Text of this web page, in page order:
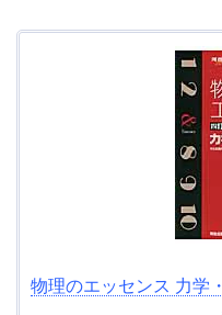
物理のエッセンス 力学